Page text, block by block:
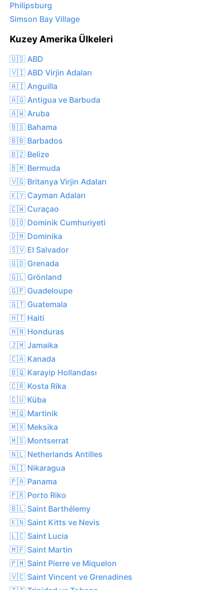
Philipsburg
Simson Bay Village
Kuzey Amerika Ülkeleri
🇺🇸 ABD
🇻🇮 ABD Virjin Adaları
🇦🇮 Anguilla
🇦🇬 Antigua ve Barbuda
🇦🇼 Aruba
🇧🇸 Bahama
🇧🇧 Barbados
🇧🇿 Belize
🇧🇲 Bermuda
🇻🇬 Britanya Virjin Adaları
🇰🇾 Cayman Adaları
🇨🇼 Curaçao
🇩🇴 Dominik Cumhuriyeti
🇩🇲 Dominika
🇸🇻 El Salvador
🇬🇩 Grenada
🇬🇱 Grönland
🇬🇵 Guadeloupe
🇬🇹 Guatemala
🇭🇹 Haiti
🇭🇳 Honduras
🇯🇲 Jamaika
🇨🇦 Kanada
🇧🇶 Karayip Hollandası
🇨🇷 Kosta Rika
🇨🇺 Küba
🇲🇶 Martinik
🇲🇽 Meksika
🇲🇸 Montserrat
🇳🇱 Netherlands Antilles
🇳🇮 Nikaragua
🇵🇦 Panama
🇵🇷 Porto Riko
🇧🇱 Saint Barthélemy
🇰🇳 Saint Kitts ve Nevis
🇱🇨 Saint Lucia
🇲🇫 Saint Martin
🇵🇲 Saint Pierre ve Miquelon
🇻🇨 Saint Vincent ve Grenadines